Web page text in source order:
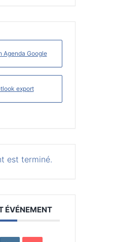
Agenda Google
export
est terminé.
ÉVÉNEMENT